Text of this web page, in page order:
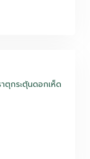
ตุกระตุ้นดอกเห็ด